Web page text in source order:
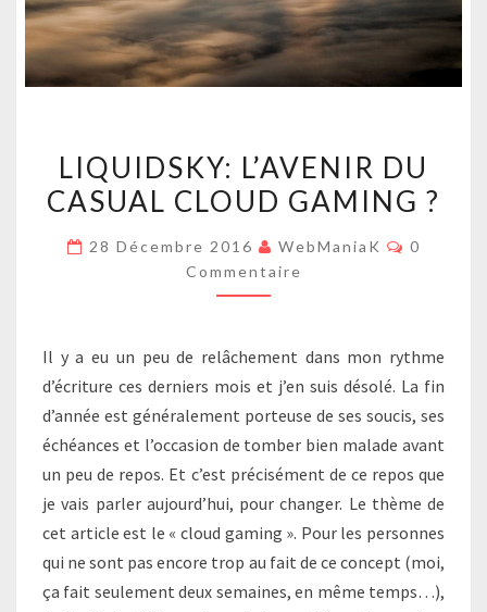
L’AVENIR
DU
CLOUD
LIQUIDSKY: L’AVENIR DU
CASUAL CLOUD GAMING ?
28 Décembre 2016 WebManiaK
0
Commentaire
Il y a eu un peu de relâchement dans mon rythme
d’écriture ces derniers mois et j’en suis désolé. La fin
d’année est généralement porteuse de ses soucis, ses
échéances et l’occasion de tomber bien malade avant
un peu de repos. Et c’est précisément de ce repos que
je vais parler aujourd’hui, pour changer. Le thème de
cet article est le « cloud gaming ». Pour les personnes
qui ne sont pas encore trop au fait de ce concept (moi,
ça fait seulement deux semaines, en même temps…),